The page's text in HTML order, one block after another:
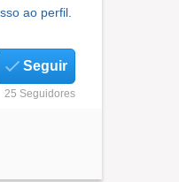
ao perfil.
Seguir
25 Seguidores